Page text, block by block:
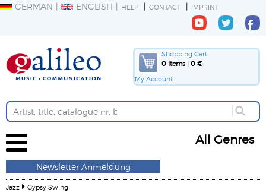
GERMAN ENGLISH HELP CONTACT IMPRINT
Shopping Cart
0 Items | 0 €
My Account
All Genres
Newsletter Anmeldung
Jazz Gypsy Swing